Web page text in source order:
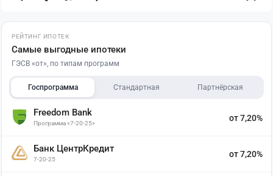
РЕЙТИНГ ИПОТЕК
Самые выгодные ипотеки
ГЭСВ «от», по типам программ
Госпрограмма Стандартная Партнёрская
Freedom Bank
Программа «7-20-25»
от 7,20%
Банк ЦентрКредит
7-20-25
от 7,20%